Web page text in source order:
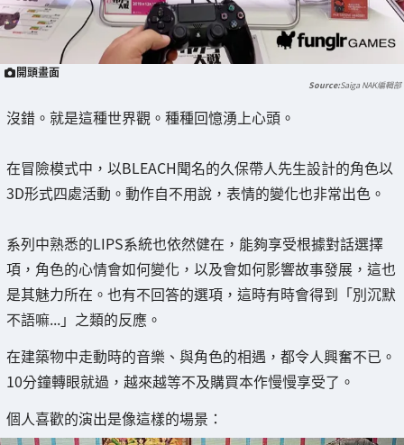
開頭畫面
Saiga NAK編輯部
沒錯。就是這種世界觀。種種回憶湧上心頭。
在冒險模式中，以BLEACH聞名的久保帶人先生設計的角色以
3D形式四處活動。動作自不用說，表情的變化也非常出色。
系列中熟悉的LIPS系統也依然健在，能夠享受根據對話選擇
項，角色的心情會如何變化，以及會如何影響故事發展，這也
是其魅力所在。也有不回答的選項，這時有時會得到「別沉默
不語嘛...」之類的反應。
在建築物中走動時的音樂、與角色的相遇，都令人興奮不已。
10分鐘轉眼就過，越來越等不及購買本作慢慢享受了。
個人喜歡的演出是像這樣的場景：